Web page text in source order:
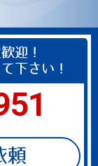
迎！
下さい！
頼